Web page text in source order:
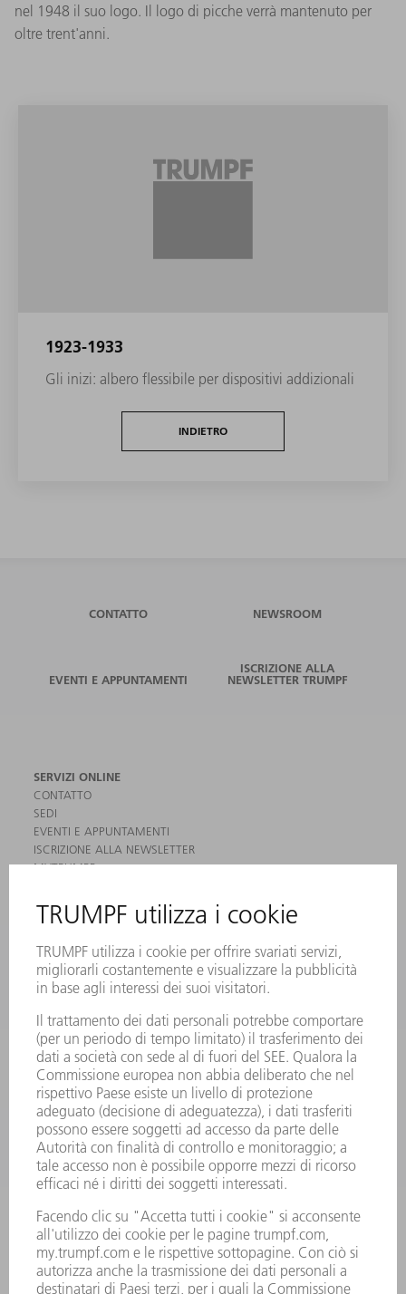
nel 1948 il suo logo. Il logo di picche verrà mantenuto per
oltre trent'anni.
1923-1933
Gli inizi: albero flessibile per dispositivi addizionali
INDIETRO
CONTATTO NEWSROOM
EVENTI E APPUNTAMENTI
ISCRIZIONE ALLA
NEWSLETTER TRUMPF
SERVIZI ONLINE
CONTATTO
SEDI
EVENTI E APPUNTAMENTI
ISCRIZIONE ALLA NEWSLETTER
MYTRUMPF
PRODOTTI
MACCHINE & SISTEMI
ELETTRONICA DI POTENZA
MACCHINE UTENSILI ELETTRICHE
SMART FACTORY
SOFTWARE
SERVICES
APPLICAZIONI
SETTORI
L'AZIENDA
CARRIERA
OFFERTE DI LAVORO
PROFILO DELL'AZIENDA
PRESIDENZA
RELAZIONE DI BILANCIO
PRINCIPI AZIENDALI
COMPLIANCE
SISTEMA DI WHISTLEBLOWING
SECURITY
COMUNICATI STAMPA
RIVISTE